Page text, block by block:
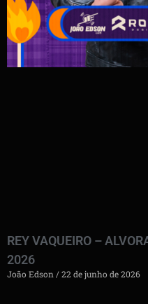
REY VAQUEIRO –
2026
João Edson 22 de junho de 2026